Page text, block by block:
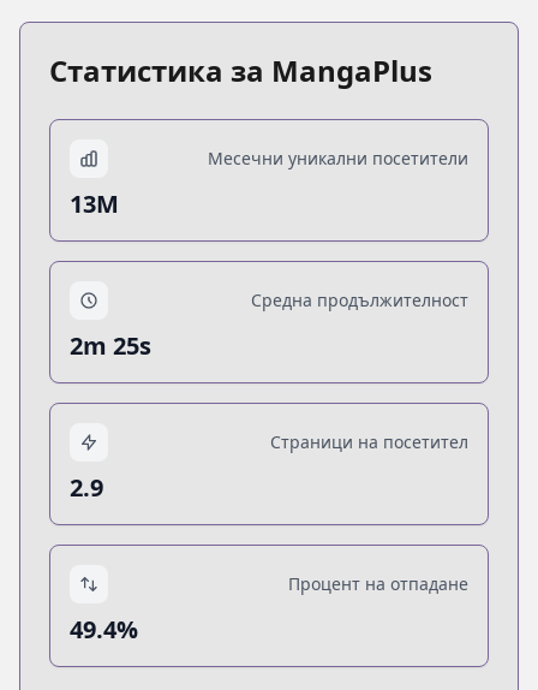
Статистика за MangaPlus
Месечни уникални посетители
13M
Средна продължителност
2m 25s
Страници на посетител
2.9
Процент на отпадане
49.4%